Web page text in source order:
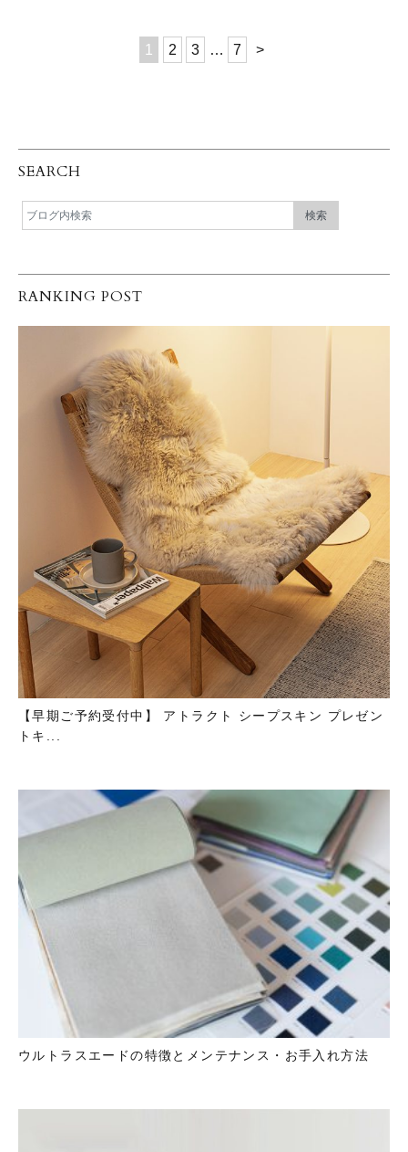
1 2 3 … 7 >
SEARCH
RANKING POST
【早期ご予約受付中】 アトラクト シープスキン プレゼン
トキ...
ウルトラスエードの特徴とメンテナンス・お手入れ方法